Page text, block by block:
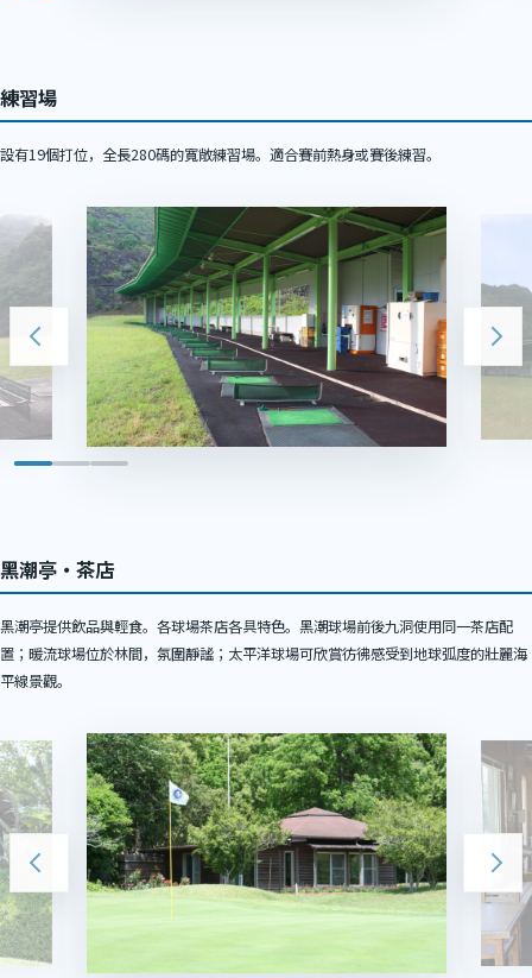
練習場
設有19個打位，全長280碼的寬敞練習場。適合賽前熱身或賽後練習。
黑潮亭・茶店
黑潮亭提供飲品與輕食。各球場茶店各具特色。黑潮球場前後九洞使用同一茶店配
置；暖流球場位於林間，氛圍靜謐；太平洋球場可欣賞彷彿感受到地球弧度的壯麗海
平線景觀。